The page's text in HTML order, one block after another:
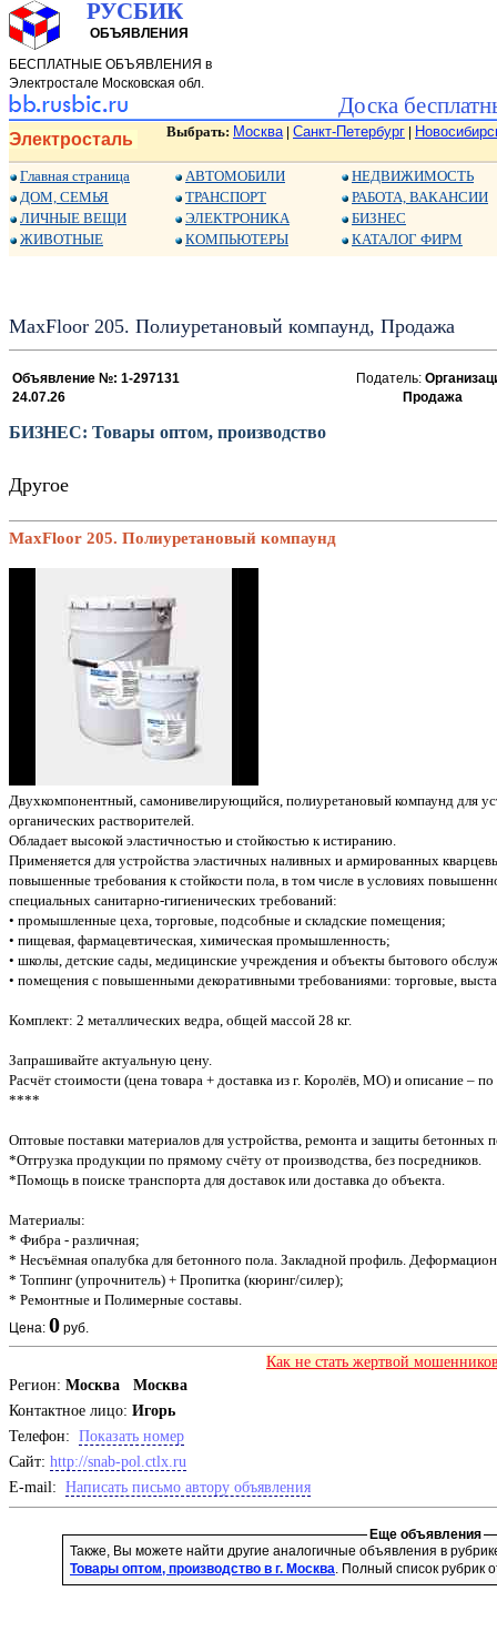
РУСБИК
ОБЪЯВЛЕНИЯ
БЕСПЛАТНЫЕ ОБЪЯВЛЕНИЯ в
Электростале Московская обл.
Доска
Электросталь Выбрать: Москва| Санкт-Петербург
Главная страница
ДОМ, СЕМЬЯ
ЛИЧНЫЕ ВЕЩИ
ЖИВОТНЫЕ
АВТОМОБИЛИ
ТРАНСПОРТ
ЭЛЕКТРОНИКА
КОМПЬЮТЕРЫ
НЕДВИЖИМОСТЬ
РАБОТА, ВАКАНСИИ
БИЗНЕС
КАТАЛОГ ФИРМ
MaxFloor 205. Полиуретановый компаунд, Продажа
Объявление №: 1-297131
24.07.26
Податель:
Продажа
БИЗНЕС: Товары оптом, производство
Другое
MaxFloor 205. Полиуретановый компаунд
Двухкомпонентный, самонивелирующийся, полиуретановый компаунд для
органических растворителей.
Обладает высокой эластичностью и стойкостью к истиранию.
Применяется для устройства эластичных наливных и армированных
повышенные требования к стойкости пола, в том числе в условиях
специальных санитарно-гигиенических требований:
• промышленные цеха, торговые, подсобные и складские помещения;
• пищевая, фармацевтическая, химическая промышленность;
• школы, детские сады, медицинские учреждения и объекты бытового
• помещения с повышенными декоративными требованиями: торговые,
Комплект: 2 металлических ведра, общей массой 28 кг.
Запрашивайте актуальную цену.
Расчёт стоимости (цена товара + доставка из г. Королёв, МО) и описание – по
****
Оптовые поставки материалов для устройства, ремонта и защиты бетонных
*Отгрузка продукции по прямому счёту от производства, без посредников.
*Помощь в поиске транспорта для доставок или доставка до объекта.
Материалы:
* Фибра - различная;
* Несъёмная опалубка для бетонного пола. Закладной профиль.
* Топпинг (упрочнитель) + Пропитка (кюринг/силер);
* Ремонтные и Полимерные составы.
Цена: 0 руб.
Как не стать жертвой
Регион: Москва Москва
Контактное лицо: Игорь
Телефон: Показать номер
Cайт: http://snab-pol.ctlx.ru
E-mail: Написать письмо автору объявления
Еще объявления
Также, Вы можете найти другие аналогичные объявления в
Товары оптом, производство в г. Москва. Полный список рубрик